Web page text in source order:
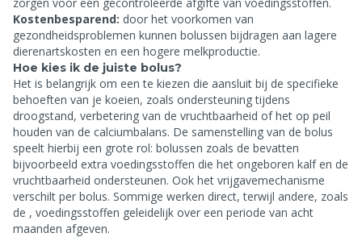
Kostenbesparend: door het voorkomen van
gezondheidsproblemen kunnen bolussen bijdragen aan lagere
dierenartskosten en een hogere melkproductie.
Hoe kies ik de juiste bolus?
Het is belangrijk om eente kiezen die aansluit bij de specifieke
behoeften van je koeien, zoals ondersteuning tijdens
droogstand, verbetering van de vruchtbaarheid of het op peil
houden van de calciumbalans. De samenstelling van de bolus
speelt hierbij een grote rol: bolussen zoals de bevatten
bijvoorbeeld extra voedingsstoffen die het ongeboren kalf en de
vruchtbaarheid ondersteunen. Ook het vrijgavemechanisme
verschilt per bolus. Sommige werken direct, terwijl andere, zoals
de , voedingsstoffen geleidelijk over een periode van acht
maanden afgeven.